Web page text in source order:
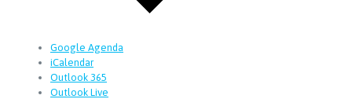
Google Agenda
iCalendar
Outlook 365
Outlook Live